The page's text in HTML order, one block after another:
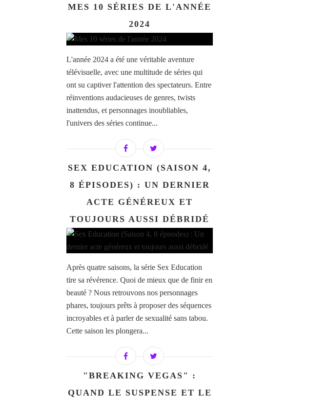
MES 10 SÉRIES DE L'ANNÉE
2024
L'année 2024 a été une véritable aventure
télévisuelle, avec une multitude de séries qui
ont su captiver l'attention des spectateurs. Entre
réinventions audacieuses de genres, twists
inattendus, et personnages inoubliables,
l'univers des séries continue...
SEX EDUCATION (SAISON 4,
8 ÉPISODES) : UN DERNIER
ACTE GÉNÉREUX ET
TOUJOURS AUSSI DÉBRIDÉ
Après quatre saisons, la série Sex Education
tire sa révérence. Quoi de mieux que de finir en
beauté ? Nous retrouvons nos personnages
phares, toujours prêts à proposer des séquences
incroyables et à parler de sexualité sans tabou.
Cette saison les plongera...
"BREAKING VEGAS" :
QUAND LE SUSPENSE ET LE